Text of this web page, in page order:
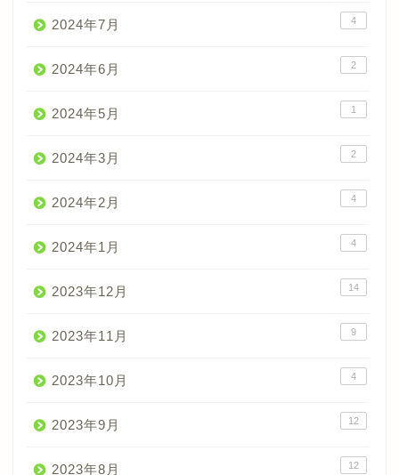
2024年7月 4
2024年6月 2
2024年5月 1
2024年3月 2
2024年2月 4
2024年1月 4
2023年12月 14
2023年11月 9
2023年10月 4
2023年9月 12
2023年8月 12